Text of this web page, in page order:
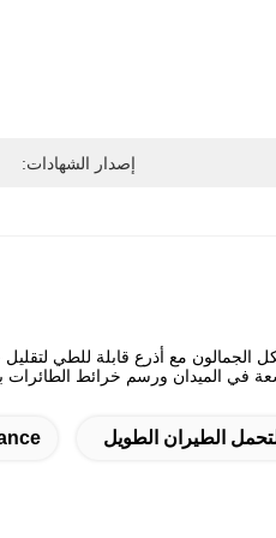
إصدار الشهادات:
الطيران الطويل